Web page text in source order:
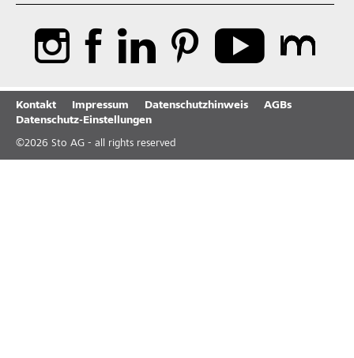
Kontakt Impressum Datenschutzhinweis
AGBs
Datenschutz-Einstellungen
©2026 Sto AG - all rights reserved